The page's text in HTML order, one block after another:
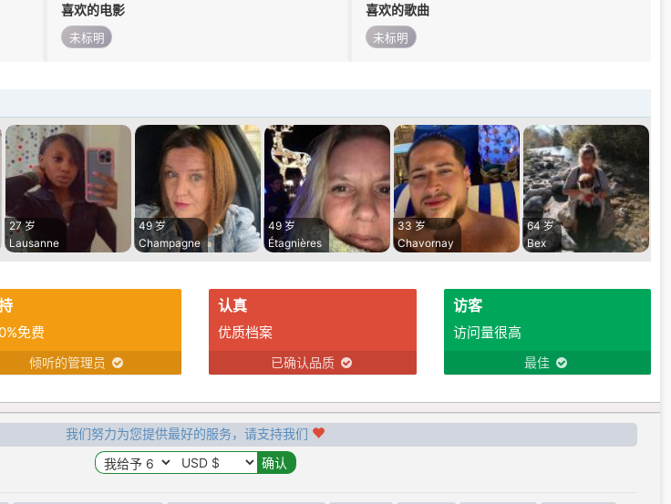
喜欢的电影
未标明
喜欢的歌曲
未标明
27 岁
Lausanne
49 岁
Champagne
49 岁
Étagnières
33 岁
Chavornay
64 岁
Bex
免费
倾听的管理员
认真
优质档案
已确认品质
访客
访问量很高
最佳
我们努力为您提供最好的服务，请支持我们